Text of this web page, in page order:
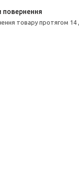
товару протягом 14